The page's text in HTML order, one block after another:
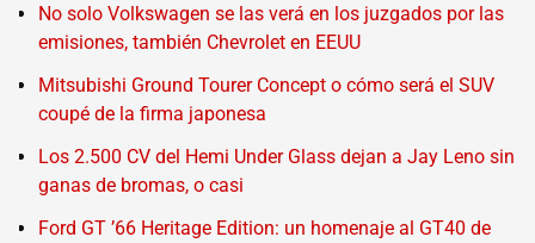
No solo Volkswagen se las verá en los juzgados por las
emisiones, también Chevrolet en EEUU
Mitsubishi Ground Tourer Concept o cómo será el SUV
coupé de la firma japonesa
Los 2.500 CV del Hemi Under Glass dejan a Jay Leno sin
ganas de bromas, o casi
Ford GT ’66 Heritage Edition: un homenaje al GT40 de